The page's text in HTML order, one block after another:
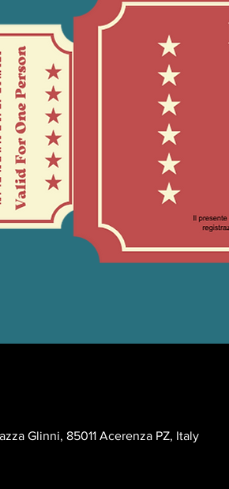
Glinni, 85011 Acerenza PZ, Italy